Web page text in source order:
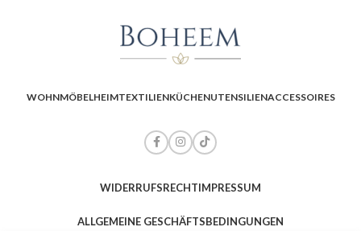
WOHNMÖBELHEIMTEXTILIENKÜCHENUTENSILIENACCESSOIRES
WIDERRUFSRECHTIMPRESSUM
ALLGEMEINE GESCHÄFTSBEDINGUNGEN